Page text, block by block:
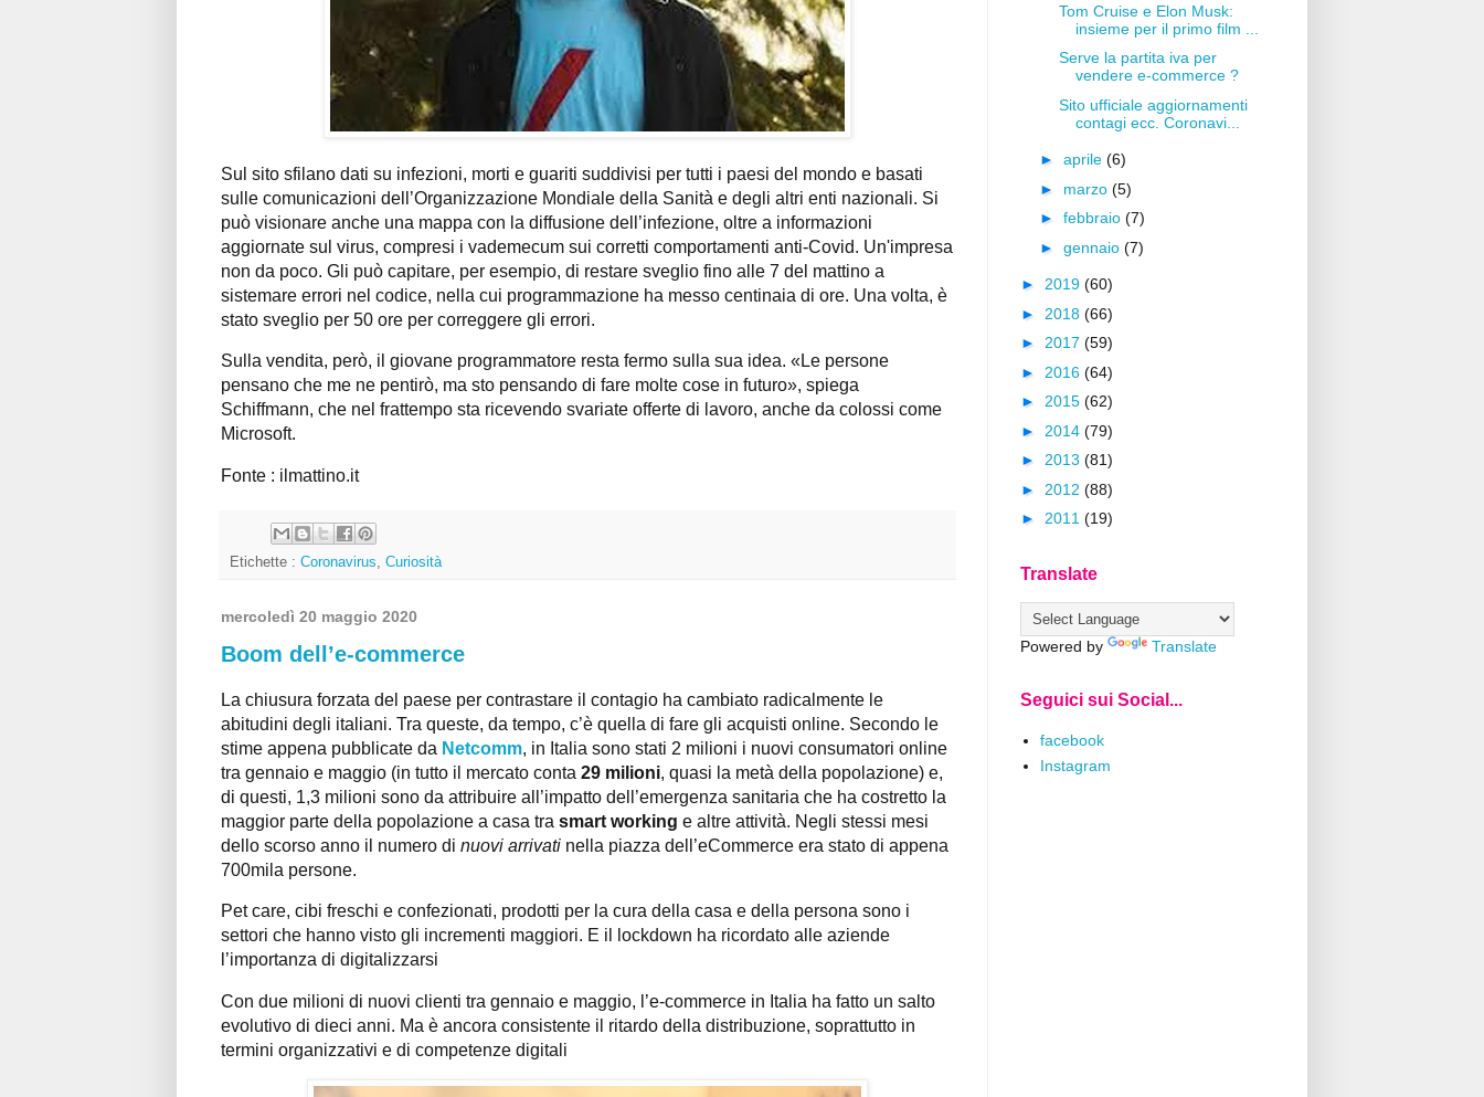
Sul sito sfilano dati su infezioni, morti e guariti suddivisi per tutti i paesi del mondo e basati
sulle comunicazioni dell’Organizzazione Mondiale della Sanità e degli altri enti nazionali. Si
può visionare anche una mappa con la diffusione dell’infezione, oltre a informazioni
aggiornate sul virus, compresi i vademecum sui corretti comportamenti anti-Covid. Un'impresa
non da poco. Gli può capitare, per esempio, di restare sveglio fino alle 7 del mattino a
sistemare errori nel codice, nella cui programmazione ha messo centinaia di ore. Una volta, è
stato sveglio per 50 ore per correggere gli errori.
Sulla vendita, però, il giovane programmatore resta fermo sulla sua idea. « Le persone
pensano che me ne pentirò, ma sto pensando di fare molte cose in futuro», spiega
Schiffmann, che nel frattempo sta ricevendo svariate offerte di lavoro, anche da colossi come
Microsoft.
Fonte : ilmattino.it
Etichette : Coronavirus, Curiosità
mercoledì 20 maggio 2020
Boom dell’e-commerce
La chiusura forzata del paese per contrastare il contagio ha cambiato radicalmente le
abitudini degli italiani. Tra queste, da tempo, c’è quella di fare gli acquisti online. Secondo le
stime appena pubblicate da Netcomm, in Italia sono stati 2 milioni i nuovi consumatori online
tra gennaio e maggio (in tutto il mercato conta 29 milioni, quasi la metà della popolazione) e,
di questi, 1,3 milioni sono da attribuire all’impatto dell’emergenza sanitaria che ha costretto la
maggior parte della popolazione a casa tra smart working e altre attività. Negli stessi mesi
dello scorso anno il numero di nuovi arrivati nella piazza dell’eCommerce era stato di appena
700mila persone.
Pet care, cibi freschi e confezionati, prodotti per la cura della casa e della persona sono i
settori che hanno visto gli incrementi maggiori. E il lockdown ha ricordato alle aziende
l’importanza di digitalizzarsi
Con due milioni di nuovi clienti tra gennaio e maggio, l’e-commerce in Italia ha fatto un salto
evolutivo di dieci anni. Ma è ancora consistente il ritardo della distribuzione, soprattutto in
termini organizzativi e di competenze digitali
Tom Cruise e Elon Musk:
insieme per il primo film ...
Serve la partita iva per
vendere e-commerce ?
Sito ufficiale aggiornamenti
contagi ecc. Coronavi...
► aprile (6)
► marzo (5)
► febbraio (7)
► gennaio (7)
► 2019 (60)
► 2018 (66)
► 2017 (59)
► 2016 (64)
► 2015 (62)
► 2014 (79)
► 2013 (81)
► 2012 (88)
► 2011 (19)
Translate
Powered by Translate
Seguici sui Social...
facebook
Instagram